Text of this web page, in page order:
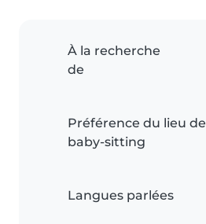
À la recherche
de
Préférence du lieu de
baby-sitting
Langues parlées